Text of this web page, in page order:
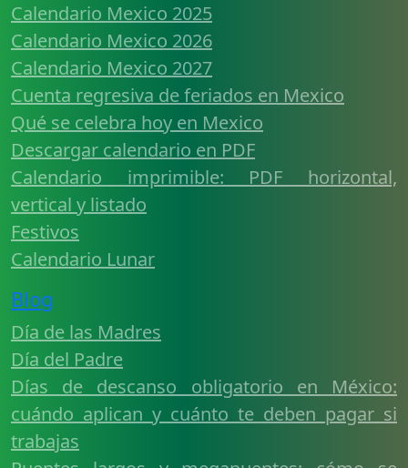
Calendario Mexico 2025
Calendario Mexico 2026
Calendario Mexico 2027
Cuenta regresiva de feriados en Mexico
Qué se celebra hoy en Mexico
Descargar calendario en PDF
Calendario imprimible: PDF horizontal,
vertical y listado
Festivos
Calendario Lunar
Blog
Día de las Madres
Día del Padre
Días de descanso obligatorio en México:
cuándo aplican y cuánto te deben pagar si
trabajas